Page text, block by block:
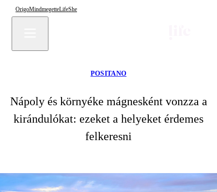
OrigoMindmegetteLifeShe
POSITANO
Nápoly és környéke mágnesként vonzza a
kirándulókat: ezeket a helyeket érdemes
felkeresni